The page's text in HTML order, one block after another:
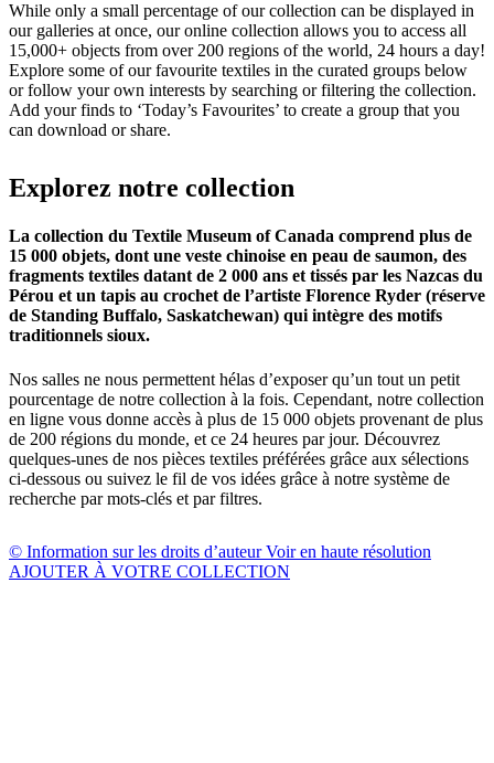
While only a small percentage of our collection can be displayed in
our galleries at once, our online collection allows you to access all
15,000+ objects from over 200 regions of the world, 24 hours a day!
Explore some of our favourite textiles in the curated groups below
or follow your own interests by searching or filtering the collection.
Add your finds to ‘Today’s Favourites’ to create a group that you
can download or share.
Explorez notre collection
La collection du Textile Museum of Canada comprend plus de
15 000 objets, dont une veste chinoise en peau de saumon, des
fragments textiles datant de 2 000 ans et tissés par les Nazcas du
Pérou et un tapis au crochet de l’artiste Florence Ryder (réserve
de Standing Buffalo, Saskatchewan) qui intègre des motifs
traditionnels sioux.
Nos salles ne nous permettent hélas d’exposer qu’un tout un petit
pourcentage de notre collection à la fois. Cependant, notre collection
en ligne vous donne accès à plus de 15 000 objets provenant de plus
de 200 régions du monde, et ce 24 heures par jour. Découvrez
quelques-unes de nos pièces textiles préférées grâce aux sélections
ci-dessous ou suivez le fil de vos idées grâce à notre système de
recherche par mots-clés et par filtres.
© Information sur les droits d’auteurVoir en haute résolution
AJOUTER À VOTRE COLLECTION